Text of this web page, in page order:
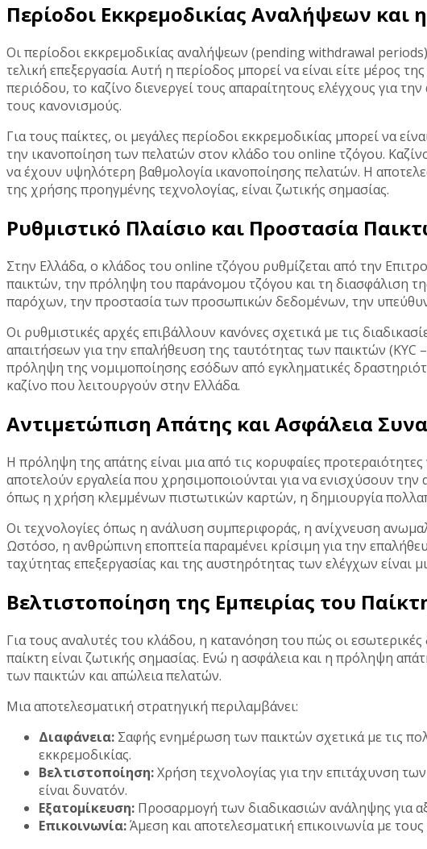
Περίοδοι Εκκρεμοδικίας Αναλήψεων και
Οι περίοδοι εκκρεμοδικίας αναλήψεων (pending withdrawal
τελική επεξεργασία. Αυτή η περίοδος μπορεί να είναι είτε μέρος
περιόδου, το καζίνο διενεργεί τους απαραίτητους ελέγχους για
τους κανονισμούς.
Για τους παίκτες, οι μεγάλες περίοδοι εκκρεμοδικίας μπορεί να
την ικανοποίηση των πελατών στον κλάδο του online τζόγου.
να έχουν υψηλότερη βαθμολογία ικανοποίησης πελατών. Η
της χρήσης προηγμένης τεχνολογίας, είναι ζωτικής σημασίας.
Ρυθμιστικό Πλαίσιο και Προστασία
Στην Ελλάδα, ο κλάδος του online τζόγου ρυθμίζεται από την
παικτών, την πρόληψη του παράνομου τζόγου και τη διασφάλιση
παρόχων, την προστασία των προσωπικών δεδομένων, την
Οι ρυθμιστικές αρχές επιβάλλουν κανόνες σχετικά με τις
απαιτήσεων για την επαλήθευση της ταυτότητας των παικτών
πρόληψη της νομιμοποίησης εσόδων από εγκληματικές
καζίνο που λειτουργούν στην Ελλάδα.
Αντιμετώπιση Απάτης και Ασφάλεια
Η πρόληψη της απάτης είναι μια από τις κορυφαίες
αποτελούν εργαλεία που χρησιμοποιούνται για να ενισχύσουν
όπως η χρήση κλεμμένων πιστωτικών καρτών, η δημιουργία
Οι τεχνολογίες όπως η ανάλυση συμπεριφοράς, η ανίχνευση
Ωστόσο, η ανθρώπινη εποπτεία παραμένει κρίσιμη για την
ταχύτητας επεξεργασίας και της αυστηρότητας των ελέγχων είναι
Βελτιστοποίηση της Εμπειρίας του
Για τους αναλυτές του κλάδου, η κατανόηση του πώς οι
παίκτη είναι ζωτικής σημασίας. Ενώ η ασφάλεια και η πρόληψη
των παικτών και απώλεια πελατών.
Μια αποτελεσματική στρατηγική περιλαμβάνει:
Διαφάνεια: Σαφής ενημέρωση των παικτών σχετικά με τις
εκκρεμοδικίας.
Βελτιστοποίηση:Χρήση τεχνολογίας για την επιτάχυνση
είναι δυνατόν.
Εξατομίκευση: Προσαρμογή των διαδικασιών ανάληψης για
Επικοινωνία:Άμεση και αποτελεσματική επικοινωνία με